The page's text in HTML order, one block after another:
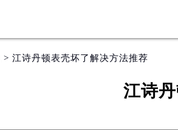
> 江诗丹顿表壳坏了解决方法推荐
江诗